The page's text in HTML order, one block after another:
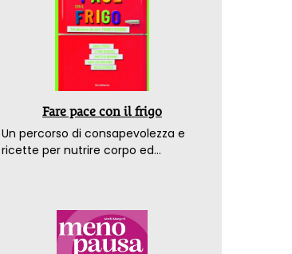
Fare pace con il frigo
Un percorso di consapevolezza e
ricette per nutrire corpo ed